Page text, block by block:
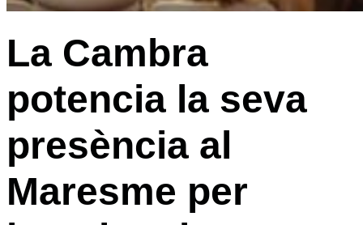
La Cambra
potencia la seva
presència al
Maresme per